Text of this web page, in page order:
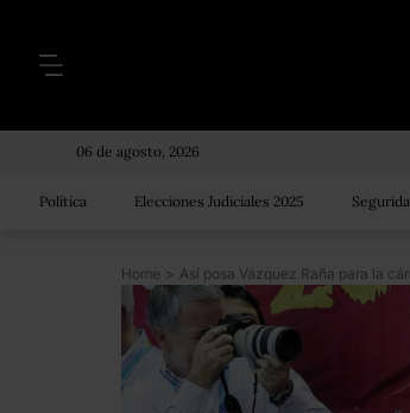
06 de agosto, 2026
Política Elecciones Judiciales 2025
Home >